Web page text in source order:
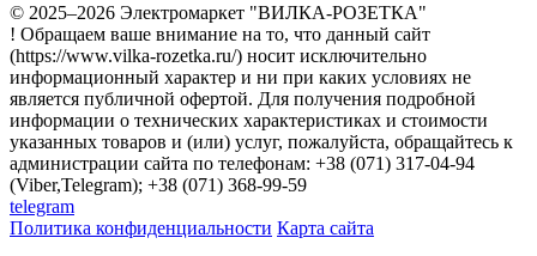
© 2025–2026 Электромаркет "ВИЛКА-РОЗЕТКА"
! Обращаем ваше внимание на то, что данный сайт
(https://www.vilka-rozetka.ru/) носит исключительно
информационный характер и ни при каких условиях не
является публичной офертой. Для получения подробной
информации о технических характеристиках и стоимости
указанных товаров и (или) услуг, пожалуйста, обращайтесь к
администрации сайта по телефонам: +38 (071) 317-04-94
(Viber,Telegram); +38 (071) 368-99-59
telegram
Политика конфиденциальности Карта сайта